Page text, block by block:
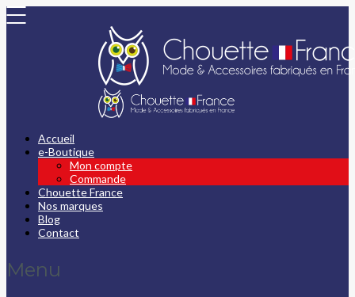
Accueil
e-Boutique
Mon compte
Commande
Chouette France
Nos marques
Blog
Contact
Menu